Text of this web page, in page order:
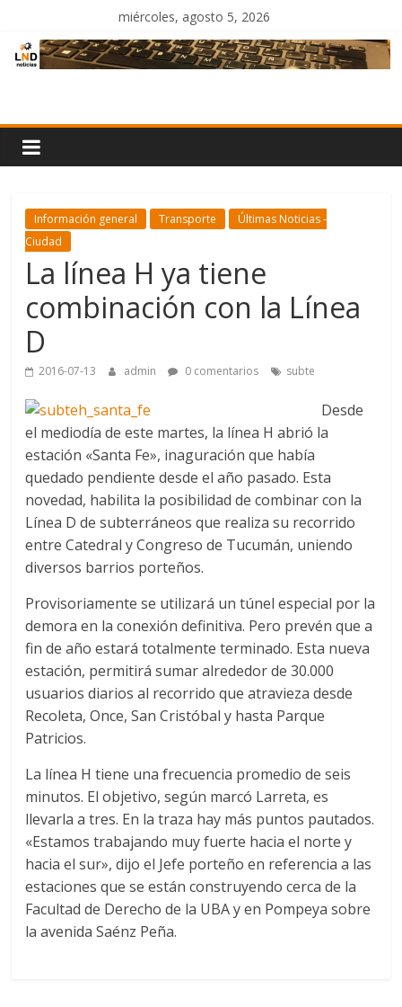
contenido
miércoles, agosto 5, 2026
Noticias
Información general Transporte
Últimas Noticias -
Ciudad
La línea H ya tiene
combinación con la Línea
D
2016-07-13 admin 0 comentarios subte
Desde
el mediodía de este martes, la línea H abrió la
estación «Santa Fe», inaguración que había
quedado pendiente desde el año pasado. Esta
novedad, habilita la posibilidad de combinar con la
Línea D de subterráneos que realiza su recorrido
entre Catedral y Congreso de Tucumán, uniendo
diversos barrios porteños.
Provisoriamente se utilizará un túnel especial por la
demora en la conexión definitiva. Pero prevén que a
fin de año estará totalmente terminado. Esta nueva
estación, permitirá sumar alrededor de 30.000
usuarios diarios al recorrido que atravieza desde
Recoleta, Once, San Cristóbal y hasta Parque
Patricios.
La línea H tiene una frecuencia promedio de seis
minutos. El objetivo, según marcó Larreta, es
llevarla a tres. En la traza hay más puntos pautados.
«Estamos trabajando muy fuerte hacia el norte y
hacia el sur», dijo el Jefe porteño en referencia a las
estaciones que se están construyendo cerca de la
Facultad de Derecho de la UBA y en Pompeya sobre
la avenida Saénz Peña.